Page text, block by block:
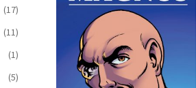
(17)
(11)
(1)
(5)